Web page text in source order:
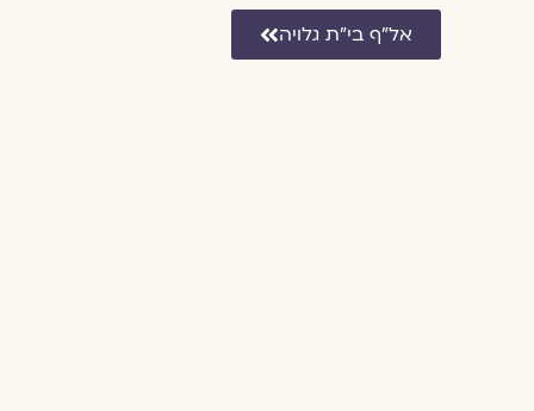
אל״ף בי״ת גלויה